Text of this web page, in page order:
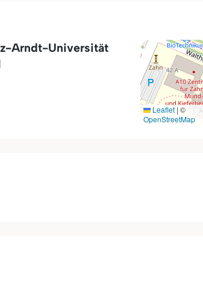
Arndt-Universität
Leaflet | ©
OpenStreetMap